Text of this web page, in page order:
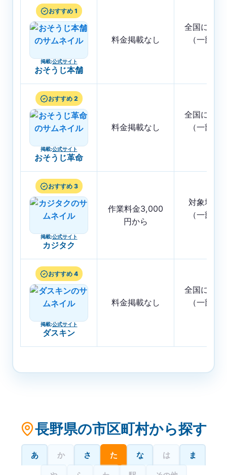
おすすめ 1
掲載:公式サイト
おそうじ本舗
料金掲載なし
全国に店舗
（一部地
おすすめ 2
掲載:公式サイト
おそうじ革命
料金掲載なし
全国に店舗
（一部地
おすすめ 3
掲載:公式サイト
カジタク
作業料金3,000
円から
対象地域
（一部地
おすすめ 4
掲載:公式サイト
ダスキン
料金掲載なし
全国に店舗
（一部地
長野県の市区町村から探す
あ か さ た な は ま